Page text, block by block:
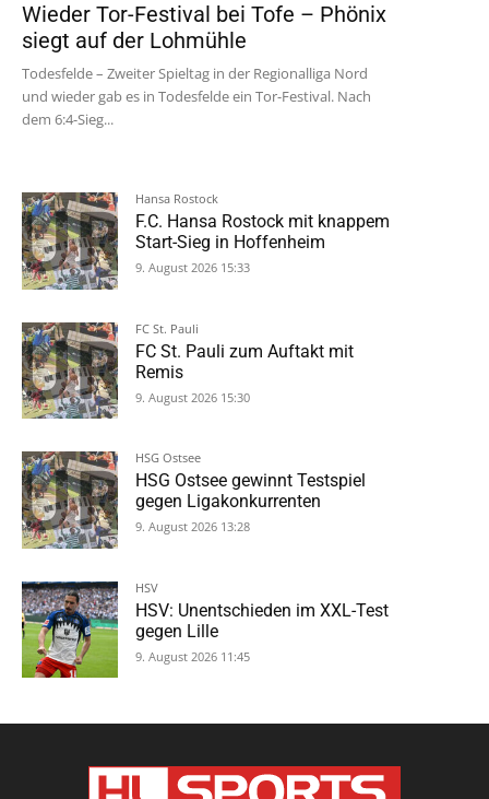
Wieder Tor-Festival bei Tofe – Phönix
siegt auf der Lohmühle
Todesfelde – Zweiter Spieltag in der Regionalliga Nord
und wieder gab es in Todesfelde ein Tor-Festival. Nach
dem 6:4-Sieg...
Hansa Rostock
F.C. Hansa Rostock mit knappem
Start-Sieg in Hoffenheim
9. August 2026 15:33
FC St. Pauli
FC St. Pauli zum Auftakt mit
Remis
9. August 2026 15:30
HSG Ostsee
HSG Ostsee gewinnt Testspiel
gegen Ligakonkurrenten
9. August 2026 13:28
HSV
HSV: Unentschieden im XXL-Test
gegen Lille
9. August 2026 11:45